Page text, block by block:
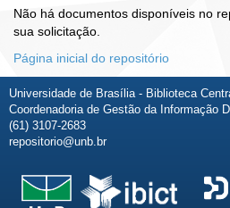
Não há documentos disponíveis no
sua solicitação.
Página inicial do repositório
Universidade de Brasília - Biblioteca
Coordenadoria de Gestão da Informação
(61) 3107-2683
repositorio@unb.br